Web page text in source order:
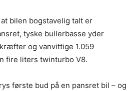
bilen bogstavelig talt er
tyske bullerbasse yder
og vanvittige 1.059
fire liters twinturbo V8.
første bud på en pansret bil – og